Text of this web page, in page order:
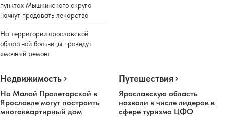
пунктах Мышкинского округа
начнут продавать лекарства
На территории ярославской
областной больницы проведут
ямочный ремонт
Недвижимость
На Малой Пролетарской в
Ярославле могут построить
многоквартирный дом
Путешествия
Ярославскую область
назвали в числе лидеров в
сфере туризма ЦФО